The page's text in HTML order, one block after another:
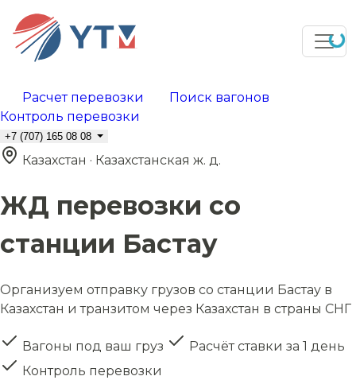
Расчет перевозки
Поиск вагонов
Контроль перевозки
+7 (707) 165 08 08
Казахстан · Казахстанская ж. д.
ЖД перевозки со
станции Бастау
Организуем отправку грузов со станции Бастау в
Казахстан и транзитом через Казахстан в страны СНГ
Вагоны под ваш груз
Расчёт ставки за 1 день
Контроль перевозки